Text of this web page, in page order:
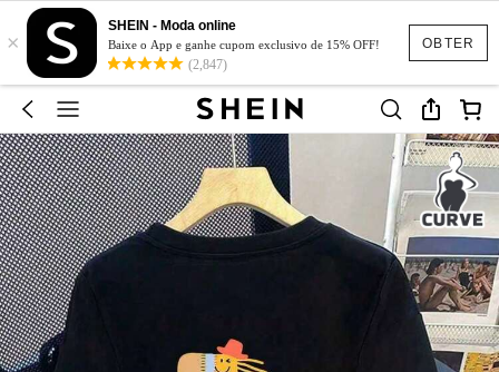
OBTER
×
SHEIN - Moda online
Baixe o App e ganhe cupom exclusivo de 15% OFF!
(2,847)